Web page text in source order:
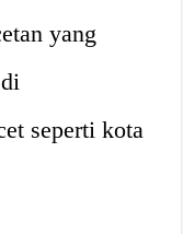
yang
seperti kota